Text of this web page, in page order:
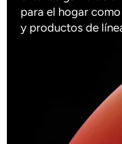
para el hogar
y productos de